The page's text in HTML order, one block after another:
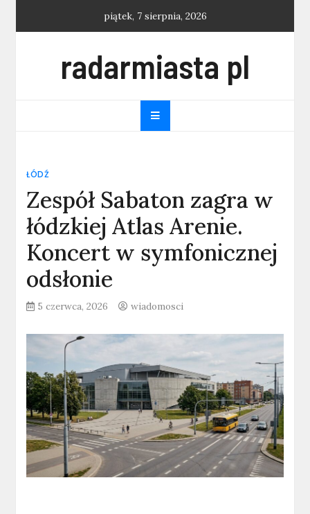
piątek, 7 sierpnia, 2026
radarmiasta pl
ŁÓDŹ
Zespół Sabaton zagra w
łódzkiej Atlas Arenie.
Koncert w symfonicznej
odsłonie
5 czerwca, 2026 wiadomosci